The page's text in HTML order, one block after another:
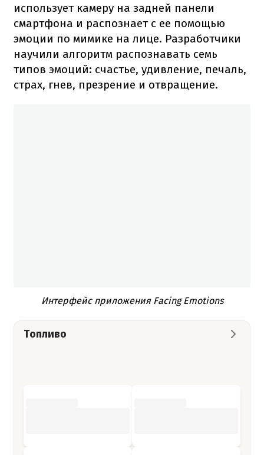
использует камеру на задней панели
смартфона и распознает с ее помощью
эмоции по мимике на лице. Разработчики
научили алгоритм распознавать семь
типов эмоций: счастье, удивление, печаль,
страх, гнев, презрение и отвращение.
Интерфейс приложения Facing Emotions
Топливо